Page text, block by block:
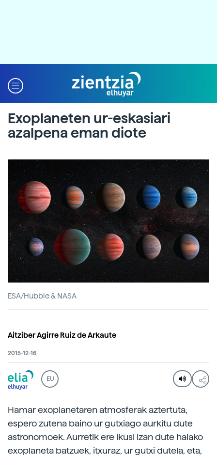
Exoplaneten ur-eskasiari
azalpena eman diote
ESA/Hubble & NASA
Aitziber Agirre Ruiz de Arkaute
2015-12-16
EU
Hamar exoplanetaren atmosferak aztertuta,
espero zutena baino ur gutxiago aurkitu dute
astronomoek. Aurretik ere ikusi izan dute halako
exoplaneta batzuek, itxuraz, ur gutxi dutela, eta,